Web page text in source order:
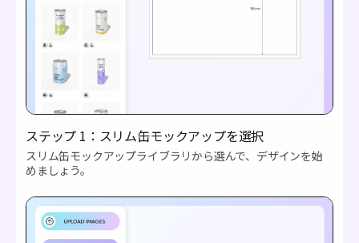
ステップ 1：スリム缶モックアップを選択
スリム缶モックアップライブラリから選んで、デザインを始
めましょう。